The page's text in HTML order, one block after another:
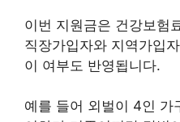
이번 지원금은 건강보험
직장가입자와 지역가입
이 여부도 반영됩니다.
예를 들어 외벌이 4인 가